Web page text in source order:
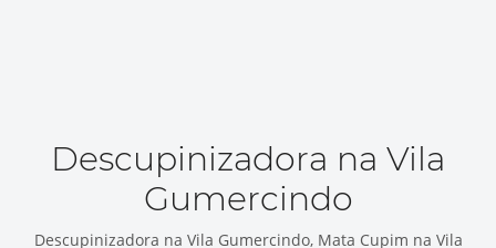
Descupinizadora na Vila
Gumercindo
Descupinizadora na Vila Gumercindo, Mata Cupim na Vila